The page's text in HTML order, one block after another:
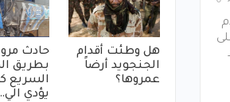
هل وطئت أقدام
الجنجويد أرضاً
عمروها؟
حادث
بطريق
السريع
يؤدي